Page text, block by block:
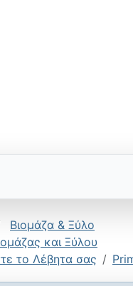
Βιομάζα & Ξύλο
και Ξύλου
το Λέβητα σας